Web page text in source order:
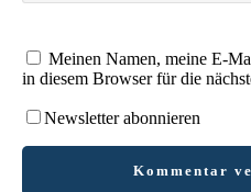
Meinen Namen, meine E-
in diesem Browser für die
Newsletter abonnieren
Kommentar